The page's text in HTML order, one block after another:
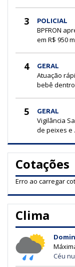
3 POLICIAL
BPFRON
em R$ 950
4 GERAL
Atuação
bebê dentro
5 GERAL
Vigilância
de peixes e
Cotações
Erro ao carregar
Clima
Céu